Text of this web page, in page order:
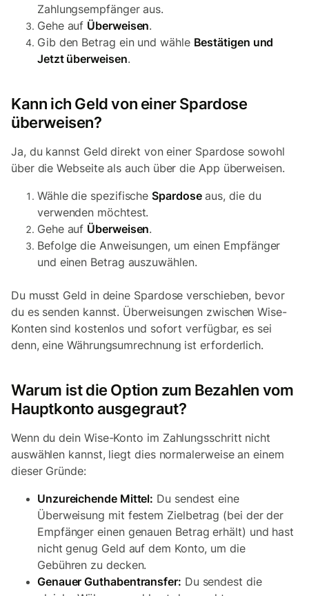
Zahlungsempfänger aus.
Gehe auf Überweisen.
Gib den Betrag ein und wähle Bestätigen und
Jetzt überweisen.
Kann ich Geld von einer Spardose
überweisen?
Ja, du kannst Geld direkt von einer Spardose sowohl
über die Webseite als auch über die App überweisen.
Wähle die spezifischeSpardoseaus, die du
verwenden möchtest.
Gehe auf Überweisen.
Befolge die Anweisungen, um einen Empfänger
und einen Betrag auszuwählen.
Du musst Geld in deine Spardose verschieben, bevor
du es senden kannst. Überweisungen zwischen Wise-
Konten sind kostenlos und sofort verfügbar, es sei
denn, eine Währungsumrechnung ist erforderlich.
Warum ist die Option zum Bezahlen vom
Hauptkonto ausgegraut?
Wenn du dein Wise-Konto im Zahlungsschritt nicht
auswählen kannst, liegt dies normalerweise an einem
dieser Gründe:
Unzureichende Mittel: Du sendest eine
Überweisung mit festem Zielbetrag (bei der der
Empfänger einen genauen Betrag erhält) und hast
nicht genug Geld auf dem Konto, um die
Gebühren zu decken.
Genauer Guthabentransfer: Du sendest die